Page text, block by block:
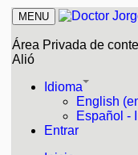
MENU
Área Privada de
Alió
Idioma
English
Español -
Entrar